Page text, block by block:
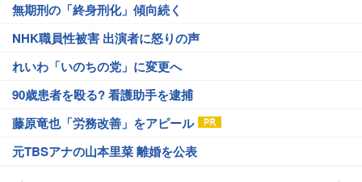
無期刑の「終身刑化」傾向続く
NHK職員性被害 出演者に怒りの声
れいわ「いのちの党」に変更へ
90歳患者を殴る? 看護助手を逮捕
藤原竜也「労務改善」をアピール
元TBSアナの山本里菜 離婚を公表